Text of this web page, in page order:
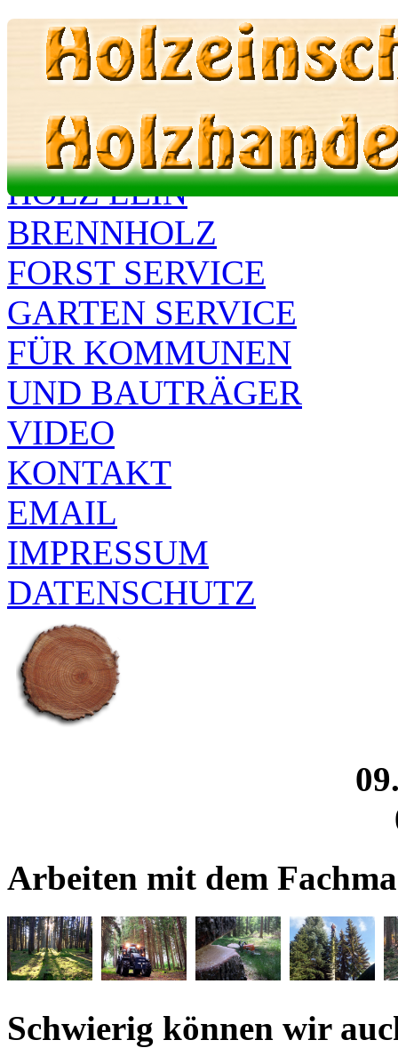
Holz Lein -
TEL 0173 99 87 586
HOLZ LEIN
BRENNHOLZ
FORST SERVICE
GARTEN SERVICE
FÜR KOMMUNEN
UND BAUTRÄGER
VIDEO
KONTAKT
EMAIL
IMPRESSUM
DATENSCHUTZ
Arbeiten mit dem
Schwierig können wir